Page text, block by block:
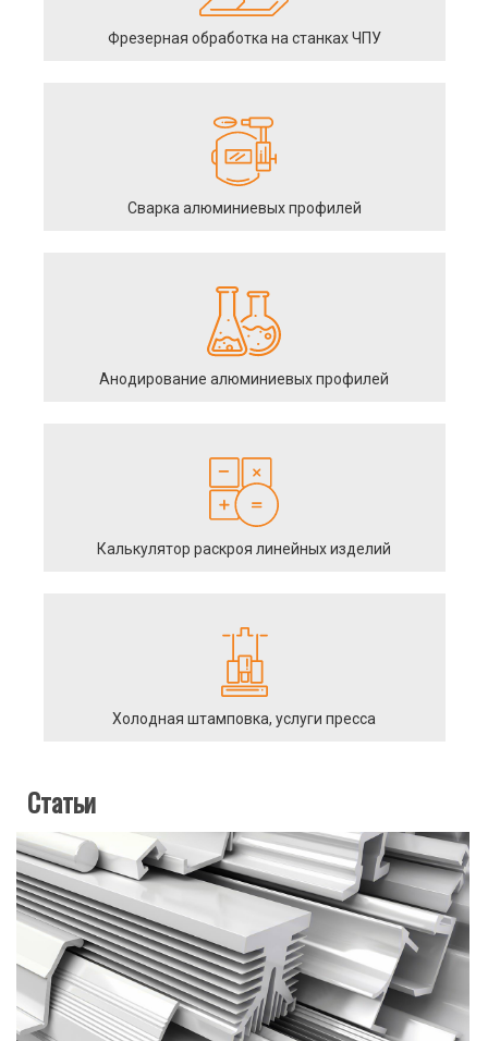
Фрезерная обработка на станках ЧПУ
Сварка алюминиевых профилей
Анодирование алюминиевых профилей
Калькулятор раскроя линейных изделий
Холодная штамповка, услуги пресса
Статьи